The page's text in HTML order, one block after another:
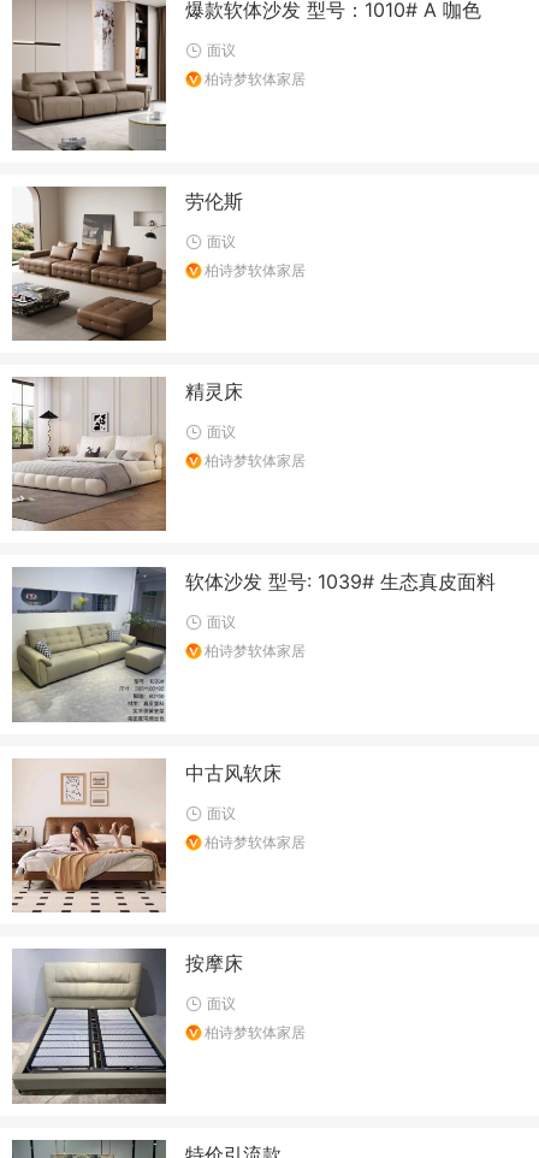
爆款软体沙发 型号：1010# A 咖色
面议
柏诗梦软体家居
劳伦斯
面议
柏诗梦软体家居
精灵床
面议
柏诗梦软体家居
软体沙发 型号: 1039# 生态真皮面料
面议
柏诗梦软体家居
中古风软床
面议
柏诗梦软体家居
按摩床
面议
柏诗梦软体家居